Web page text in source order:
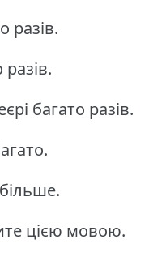
разів.
багато разів.
цією мовою.